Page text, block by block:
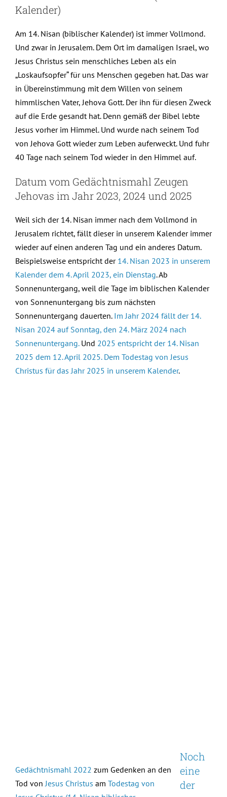
Kalender)
Am 14. Nisan (biblischer Kalender) ist immer Vollmond.
Und zwar in Jerusalem. Dem Ort im damaligen Israel, wo
Jesus Christus sein menschliches Leben als ein
„Loskaufsopfer“ für uns Menschen gegeben hat. Das war
in Übereinstimmung mit dem Willen von seinem
himmlischen Vater, Jehova Gott. Der ihn für diesen Zweck
auf die Erde gesandt hat. Denn gemäß der Bibel lebte
Jesus vorher im Himmel. Und wurde nach seinem Tod
von Jehova Gott wieder zum Leben auferweckt. Und fuhr
40 Tage nach seinem Tod wieder in den Himmel auf.
Datum vom Gedächtnismahl Zeugen
Jehovas im Jahr 2023, 2024 und 2025
Weil sich der 14. Nisan immer nach dem Vollmond in
Jerusalem richtet, fällt dieser in unserem Kalender immer
wieder auf einen anderen Tag und ein anderes Datum.
Beispielsweise entspricht der 14. Nisan 2023 in unserem
Kalender dem 4. April 2023, ein Dienstag. Ab
Sonnenuntergang, weil die Tage im biblischen Kalender
von Sonnenuntergang bis zum nächsten
Sonnenuntergang dauerten. Im Jahr 2024 fällt der 14.
Nisan 2024 auf Sonntag, den 24. März 2024 nach
Sonnenuntergang. Und 2025 entspricht der 14. Nisan
2025 dem 12. April 2025. Dem Todestag von Jesus
Christus für das Jahr 2025 in unserem Kalender.
Gedächtnismahl 2022 zum Gedenken an den
Tod von Jesus Christus am Todestag von
Noch
eine
der